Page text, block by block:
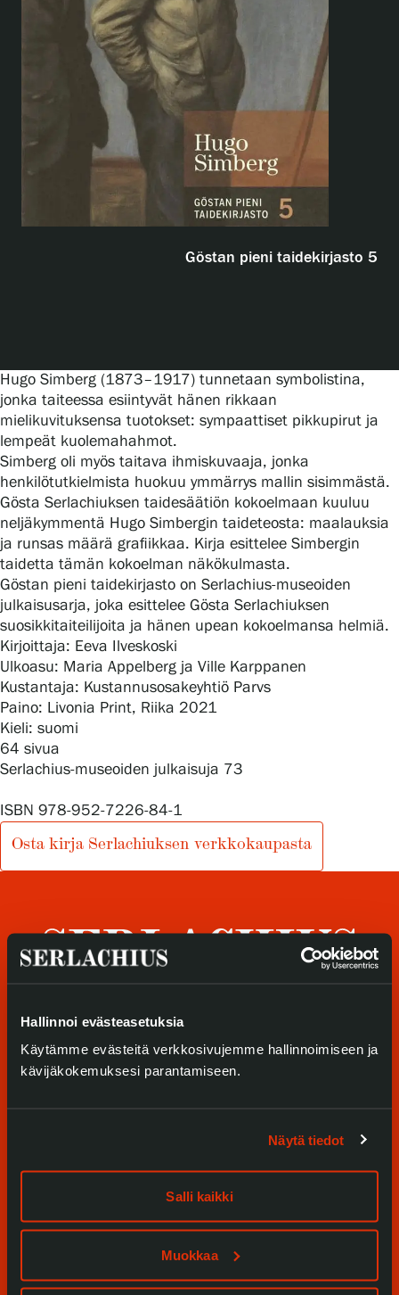
Hallinnoi evästeasetuksia
Käytämme evästeitä verkkosivujemme hallinnoimiseen ja
kävijäkokemuksesi parantamiseen.
Näytä tiedot
Salli kaikki
Muokkaa
Tapahtumat
Palvelumme
Gösta Serlachiuksen taidesäätiö
Yhteystiedot
Ravintola Gösta
Serlachius Taidesauna
Serlachius Art & Sauna Express
Medialle
Vastuullisuus
Esteettömyys
Tietosuoja ja evästeet
Göstan pieni taidekirjasto 5
Hugo Simberg (1873–1917) tunnetaan symbolistina,
jonka taiteessa esiintyvät hänen rikkaan
mielikuvituksensa tuotokset: sympaattiset pikkupirut ja
lempeät kuolemahahmot.
Simberg oli myös taitava ihmiskuvaaja, jonka
henkilötutkielmista huokuu ymmärrys mallin sisimmästä.
Gösta Serlachiuksen taidesäätiön kokoelmaan kuuluu
neljäkymmentä Hugo Simbergin taideteosta: maalauksia
ja runsas määrä grafiikkaa. Kirja esittelee Simbergin
taidetta tämän kokoelman näkökulmasta.
Göstan pieni taidekirjasto on Serlachius-museoiden
julkaisusarja, joka esittelee Gösta Serlachiuksen
suosikkitaiteilijoita ja hänen upean kokoelmansa helmiä.
Kirjoittaja: Eeva Ilveskoski
Ulkoasu: Maria Appelberg ja Ville Karppanen
Kustantaja: Kustannusosakeyhtiö Parvs
Paino: Livonia Print, Riika 2021
Kieli: suomi
64 sivua
Serlachius-museoiden julkaisuja 73
ISBN 978-952-7226-84-1
Osta kirja Serlachiuksen verkkokaupasta
Tule meille
Näyttelyt
Kokoelmat ja museo
SERLACHIUS+